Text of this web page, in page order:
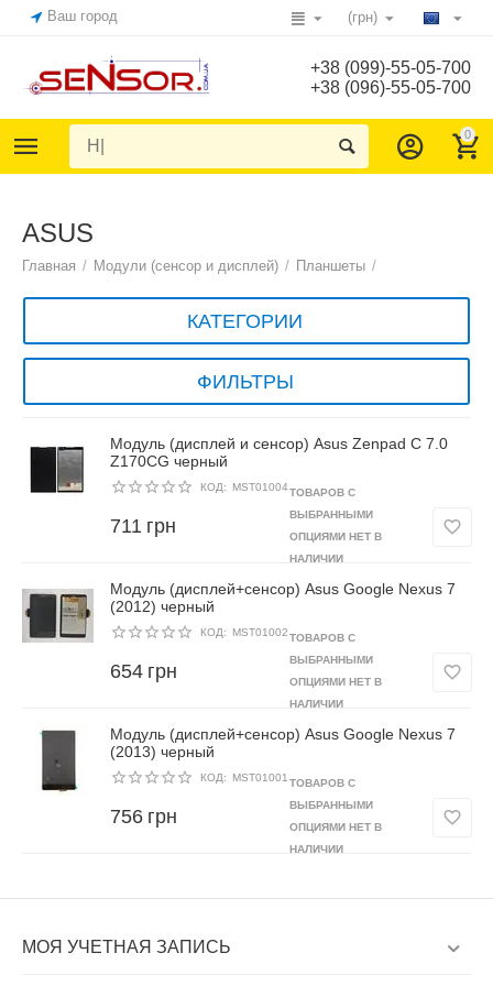
Ваш город (грн)
+38 (099)-55-05-700
+38 (096)-55-05-700
0
ASUS
Главная / Модули (сенсор и дисплей) / Планшеты /
КАТЕГОРИИ
ФИЛЬТРЫ
Модуль (дисплей и сенсор) Asus Zenpad C 7.0
Z170CG черный
КОД: MST01004
711 грн
ТОВАРОВ С
ВЫБРАННЫМИ
ОПЦИЯМИ НЕТ В
НАЛИЧИИ
Модуль (дисплей+сенсор) Asus Google Nexus 7
(2012) черный
КОД: MST01002
654 грн
ТОВАРОВ С
ВЫБРАННЫМИ
ОПЦИЯМИ НЕТ В
НАЛИЧИИ
Модуль (дисплей+сенсор) Asus Google Nexus 7
(2013) черный
КОД: MST01001
756 грн
ТОВАРОВ С
ВЫБРАННЫМИ
ОПЦИЯМИ НЕТ В
НАЛИЧИИ
МОЯ УЧЕТНАЯ ЗАПИСЬ